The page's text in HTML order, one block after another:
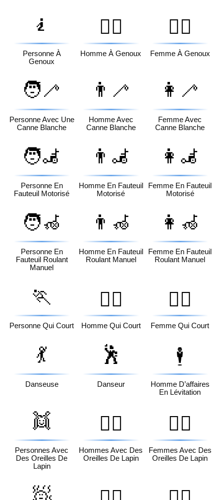
🧎
Personne À
Genoux
🧎‍♂️
Homme À Genoux
🧎‍♀️
Femme À Genoux
🧑‍🦯
Personne Avec Une
Canne Blanche
👨‍🦯
Homme Avec
Canne Blanche
👩‍🦯
Femme Avec
Canne Blanche
🧑‍🦼
Personne En
Fauteuil Motorisé
👨‍🦼
Homme En Fauteuil
Motorisé
👩‍🦼
Femme En Fauteuil
Motorisé
🧑‍🦽
Personne En
Fauteuil Roulant
Manuel
👨‍🦽
Homme En Fauteuil
Roulant Manuel
👩‍🦽
Femme En Fauteuil
Roulant Manuel
🏃
Personne Qui Court
🏃‍♂️
Homme Qui Court
🏃‍♀️
Femme Qui Court
💃
Danseuse
🕺
Danseur
🕴️
Homme D’affaires
En Lévitation
👯
Personnes Avec
Des Oreilles De
Lapin
👯‍♂️
Hommes Avec Des
Oreilles De Lapin
👯‍♀️
Femmes Avec Des
Oreilles De Lapin
🧖